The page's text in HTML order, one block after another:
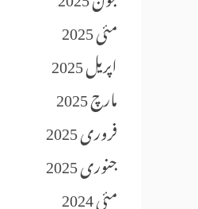
مئی 2025
اپریل 2025
مارچ 2025
فروری 2025
جنوری 2025
مئی 2024